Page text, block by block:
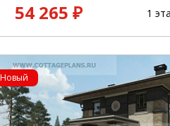
54 265 ₽
1
Новый